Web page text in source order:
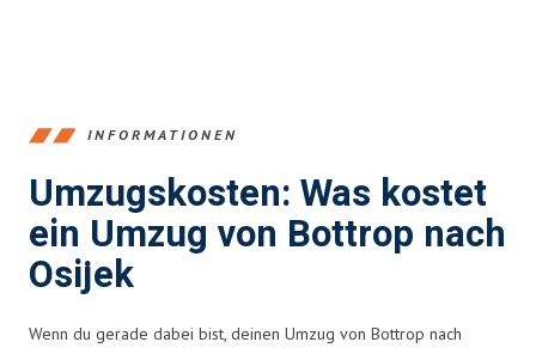
INFORMATIONEN
Umzugskosten: Was kostet
ein Umzug von Bottrop nach
Osijek
Wenn du gerade dabei bist, deinen Umzug von Bottrop nach